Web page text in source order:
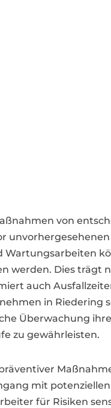
von
unvorhergesehenen
werden. Dies trägt
auch
in Riedering
Überwachung
zu gewährleisten.
mit
für Risiken